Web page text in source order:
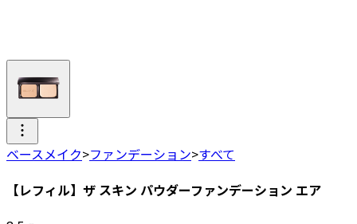
ベースメイク>ファンデーション>すべて
【レフィル】ザ スキン パウダーファンデーション エア